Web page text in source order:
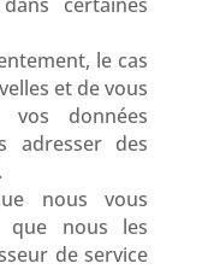
le cas
et de vous
données
adresser des
nous vous
que nous les
de service